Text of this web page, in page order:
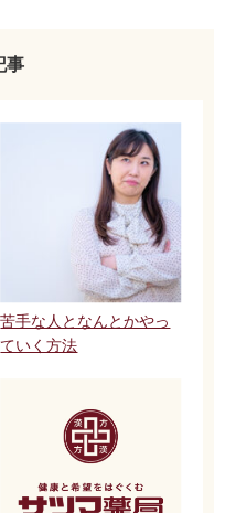
事
苦手な人となんとかやっ
ていく方法